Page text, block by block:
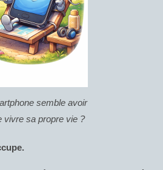
semble avoir
vivre sa propre vie ?